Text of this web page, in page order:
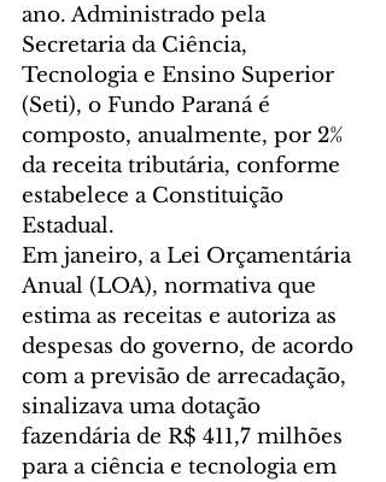
ano. Administrado pela
Secretaria da Ciência,
Tecnologia e Ensino Superior
(Seti), o Fundo Paraná é
composto, anualmente, por 2%
da receita tributária, conforme
estabelece a Constituição
Estadual.
Em janeiro, a Lei Orçamentária
Anual (LOA), normativa que
estima as receitas e autoriza as
despesas do governo, de acordo
com a previsão de arrecadação,
sinalizava uma dotação
fazendária de R$ 411,7 milhões
para a ciência e tecnologia em